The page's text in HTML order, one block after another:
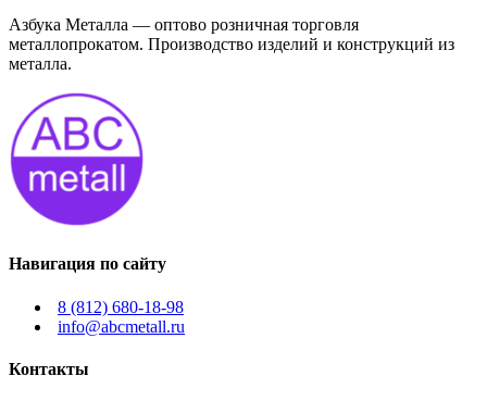
Азбука Металла — оптово розничная торговля
металлопрокатом. Производство изделий и конструкций из
металла.
Навигация по сайту
8 (812) 680-18-98
info@abcmetall.ru
Контакты